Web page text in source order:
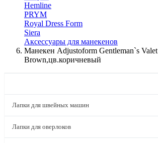
Hemline
PRYM
Royal Dress Form
Siera
Аксессуары для манекенов
Манекен Adjustoform Gentleman`s Valet
Brown,цв.коричневый
Лапки для швейных машин
Лапки для оверлоков